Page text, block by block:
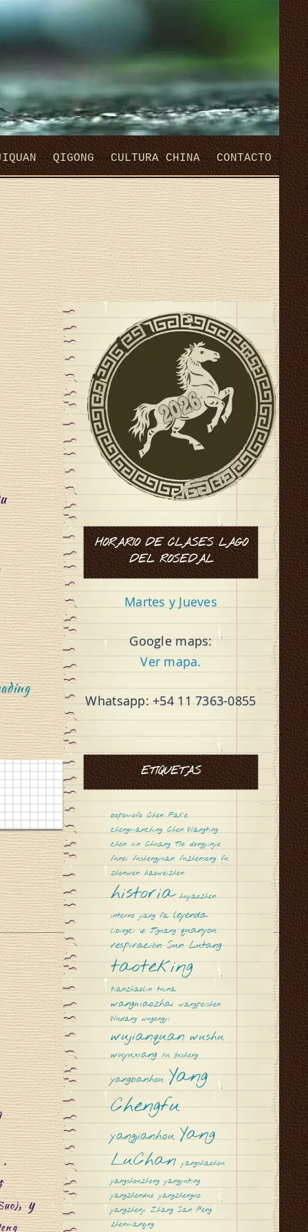
QIGONG CULTURA CHINA CONTACTO
“
H
a
o
W
, y
HORARIO DE CLASES LAGO
DEL ROSEDAL
Martes y Jueves
Google maps:
Ver mapa.
Whatsapp: +54 11 7363-0855
ETIQUETAS
bopomofo Chen Fake
chengmanching Chen Wangting
chen xin Chuang Tsé dongyinjie
funei fushengyuan fuzhensong fu
zhonwen haoweizhen
historia huyaozhen
interno jiang fa leyenda
libingci Qi Jiguang quanyou
respiración Sun Lutang
taoteking
tianzhaolin tuina
wangmaozhai wangpeishen
Wudang wugongyi
wujianquan wushu
wuyuxiang Xu Yusheng
yangbanhou Yang
Chengfu
yangjianhou Yang
LuChan
yangshaohou
yangshouzhong yangyuting
yangzhenduo yangzhenguo
yangzhenji Zhang San Feng
zhenmanqing